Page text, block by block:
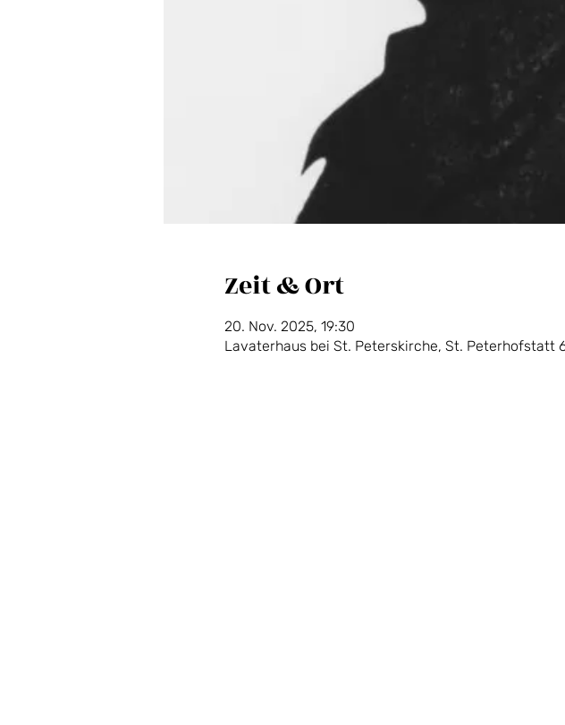
Zeit & Ort
20. Nov. 2025, 19:30
Lavaterhaus bei St. Peterskirche, St. Peterhofstatt